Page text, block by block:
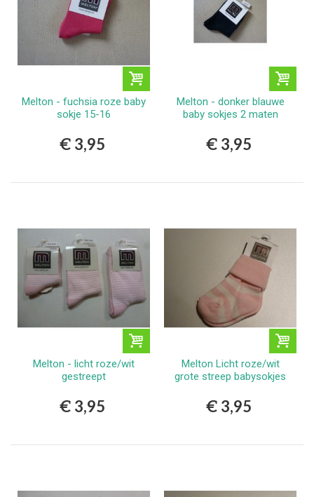
Melton - fuchsia roze baby
sokje 15-16
€ 3,95
Melton - donker blauwe
baby sokjes 2 maten
€ 3,95
Melton - licht roze/wit
gestreept
€ 3,95
Melton Licht roze/wit
grote streep babysokjes
€ 3,95